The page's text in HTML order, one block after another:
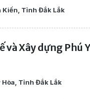
Kiến, Tỉnh Đắk Lắk
và Xây dựng Phú
Hòa, Tỉnh Đắk Lắk